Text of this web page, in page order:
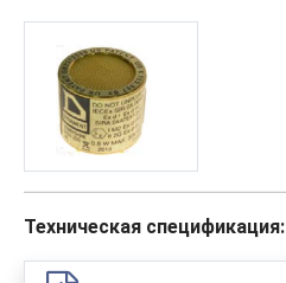
Техническая спецификация: